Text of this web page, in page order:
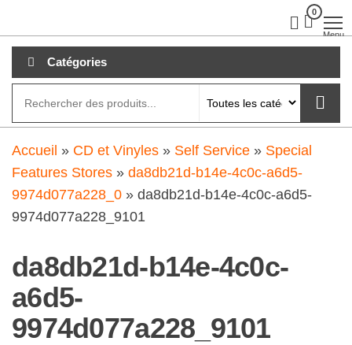
au
contenu
0
Menu
Catégories
Accueil » CD et Vinyles » Self Service » Special
Features Stores » da8db21d-b14e-4c0c-a6d5-
9974d077a228_0 » da8db21d-b14e-4c0c-a6d5-
9974d077a228_9101
da8db21d-b14e-4c0c-
a6d5-
9974d077a228_9101